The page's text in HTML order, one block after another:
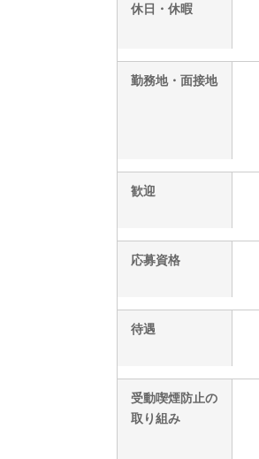
休日・休暇
勤務地・面接地
歓迎
応募資格
待遇
受動喫煙防止の
取り組み